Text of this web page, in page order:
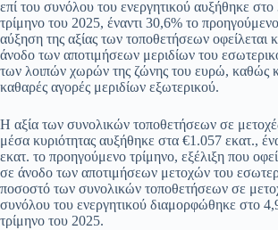
επί του συνόλου του ενεργητικού αυξήθηκε στο
τρίμηνο του 2025, έναντι 30,6% το
αύξηση της αξίας των τοποθετήσεων οφείλεται
άνοδο των αποτιμήσεων μεριδίων του
των λοιπών χωρών της ζώνης του ευρώ, καθώς
καθαρές αγορές μεριδίων εξωτερικού.
Η αξία των συνολικών τοποθετήσεων σε
μέσα κυριότητας αυξήθηκε στα €1.057 εκατ.,
εκατ. το προηγούμενο τρίμηνο, εξέλιξη που
σε άνοδο των αποτιμήσεων μετοχών του
ποσοστό των συνολικών τοποθετήσεων σε
συνόλου του ενεργητικού διαμορφώθηκε στο
τρίμηνο του 2025.